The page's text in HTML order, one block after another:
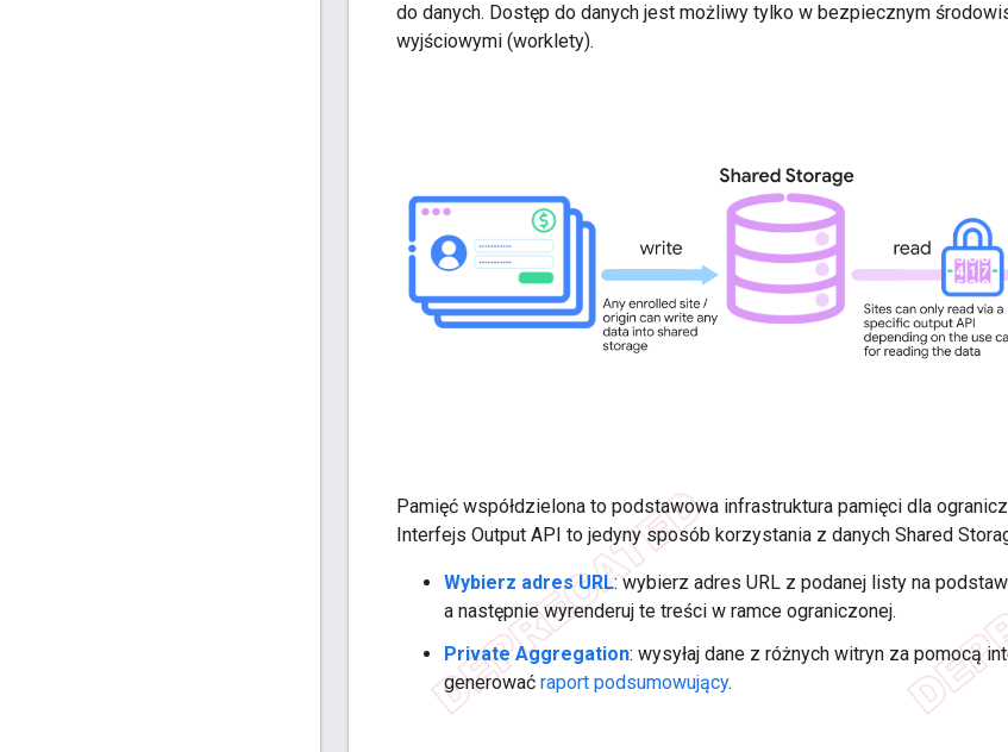
do danych. Dostęp do danych jest możliwy tylko w bezpiecznym
wyjściowymi (worklety).
Pamięć współdzielona to podstawowa infrastruktura pamięci dla
Interfejs Output API to jedyny sposób korzystania z danych Shared
Wybierz adres URL: wybierz adres URL z podanej listy na
a następnie wyrenderuj te treści w ramce ograniczonej.
Private Aggregation: wysyłaj dane z różnych witryn za pomocą
generować raport podsumowujący.